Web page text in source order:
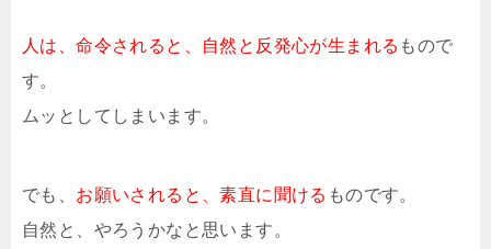
人は、命令されると、自然と反発心が生まれる もので
す。
ムッとしてしまいます。
でも、 お願いされると、素直に聞ける ものです。
自然と、やろうかなと思います。